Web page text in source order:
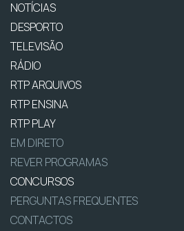
NOTÍCIAS
DESPORTO
TELEVISÃO
RÁDIO
RTP ARQUIVOS
RTP ENSINA
RTP PLAY
EM DIRETO
REVER PROGRAMAS
CONCURSOS
PERGUNTAS FREQUENTES
CONTACTOS